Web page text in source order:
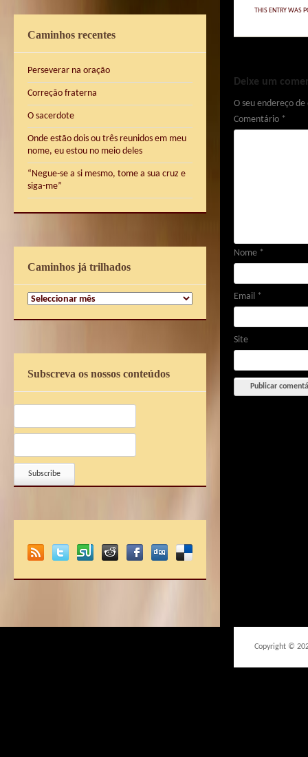
Caminhos recentes
Perseverar na oração
Correção fraterna
O sacerdote
Onde estão dois ou três reunidos em meu
nome, eu estou no meio deles
“Negue-se a si mesmo, tome a sua cruz e
siga-me”
Caminhos já trilhados
Caminhos
Subscreva os nossos conteúdos
THIS ENTRY WAS
Deixe um
O seu endereço
Comentário *
Nome *
Email *
Site
Copyright ©